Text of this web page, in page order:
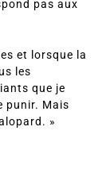
pas aux
et lorsque la
les
que je
punir. Mais
»